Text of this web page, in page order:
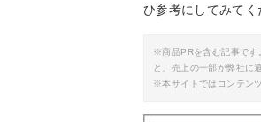
ひ参考にしてみてく
※商品PRを含む記事です
と、売上の一部が弊社に
※本サイトではコンテン